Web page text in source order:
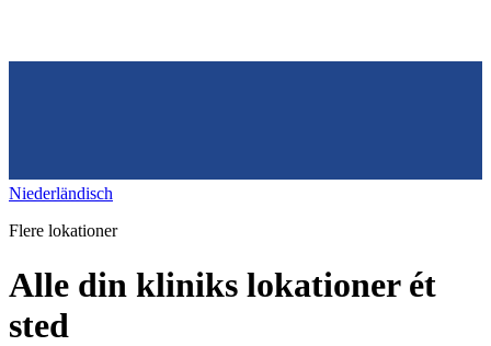
Niederländisch
Flere lokationer
Alle din kliniks lokationer ét
sted